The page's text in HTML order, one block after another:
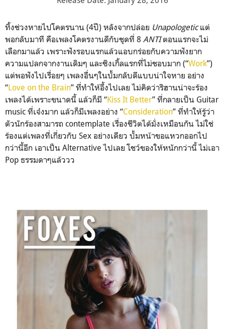
ทิ้งช่วงหายไปโคตรนาน (4ปี) หลังจากปล่อย Unapologeticแต่
พอกลับมาที คือเพลงโคตรงานดีกับชุดที่ 8 ANTIตอนแรกจะไม่
เลือกมาแล้ว เพราะฟังรอบแรกแล้วแอบกร่อยกับความฟังยาก
ความแปลกจากงานเดิมๆ และซิงเกิ้ลแรกที่ไม่ชอบมาก (“Work”)
แต่พอฟังไปเรื่อยๆ เพลงอื่นๆในบั้มกลับดีแบบน่าใจหาย อย่าง
“Love on the Brain” ที่ทำให้อึ้งไปเลย ไม่คิดว่าริฮานน่าจะร้อง
เพลงได้เพราะขนาดนี้ แล้วก็มี “Kiss It Better” ที่กลายเป็น Guitar
music ที่เจ๋งมาก แล้วก็มีเพลงอย่าง “Consideration” ที่ทำให้รู้ว่า
ตัวนักร้องสามารถ contemplate เรื่องชีวิตได้มั่งเหมือนกัน ไม่ใช่
ร้องแต่เพลงที่เกี่ยวกับ Sex อย่างเดียว บั้มหน้าขอแหวกออกไป
กว่านี้อีก เอาเป็น Alternative ไปเลย โชว์ของให้หนักกว่านี้ ไม่เอา
Pop ธรรมดาๆแล้ววว